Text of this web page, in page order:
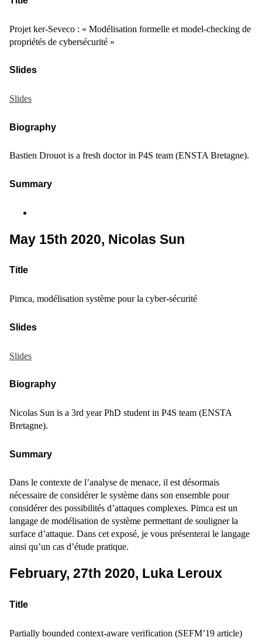
Projet ker-Seveco : « Modélisation formelle et model-checking de
propriétés de cybersécurité »
Slides
Slides
Biography
Bastien Drouot is a fresh doctor in P4S team (ENSTA Bretagne).
Summary
May 15th 2020, Nicolas Sun
Title
Pimca, modélisation système pour la cyber-sécurité
Slides
Slides
Biography
Nicolas Sun is a 3rd year PhD student in P4S team (ENSTA
Bretagne).
Summary
Dans le contexte de l’analyse de menace, il est désormais
nécessaire de considérer le système dans son ensemble pour
considérer des possibilités d’attaques complexes. Pimca est un
langage de modélisation de système permettant de souligner la
surface d’attaque. Dans cet exposé, je vous présenterai le langage
ainsi qu’un cas d’étude pratique.
February, 27th 2020, Luka Leroux
Title
Partially bounded context-aware verification (SEFM’19 article)